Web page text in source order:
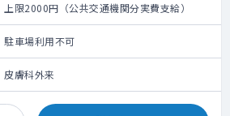
上限2000円（公共交通機関分実費支給）
駐車場利用不可
皮膚科外来